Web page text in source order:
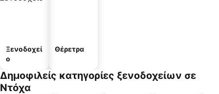
Ξενοδοχεί
ο
Θέρετρα
Δημοφιλείς κατηγορίες ξενοδοχείων σε
Ντόχα